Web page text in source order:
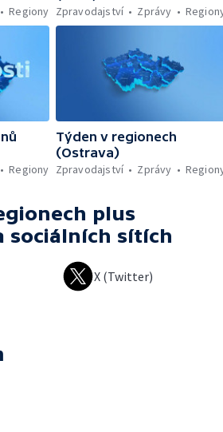
Regiony Zpravodajství
Zprávy
Regiony
Týden v regionech
(Ostrava)
Zpravodajství
Zprávy
plus
sociálních sítích
X (Twitter)